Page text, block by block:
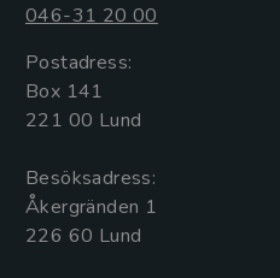
046-31 20 00
Postadress:
Box 141
221 00 Lund
Besöksadress:
Åkergränden 1